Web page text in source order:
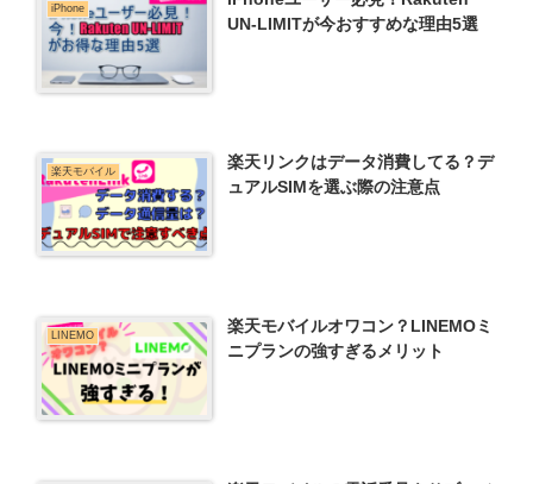
iPhone
UN-LIMITが今おすすめな理由5選
楽天モバイル
楽天リンクはデータ消費してる？デ
ュアルSIMを選ぶ際の注意点
LINEMO
楽天モバイルオワコン？LINEMOミ
ニプランの強すぎるメリット